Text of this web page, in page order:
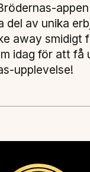
del av unika
away smidigt
idag för att få
upplevelse!